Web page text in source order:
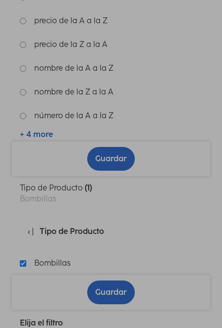
precio de la A a la Z
precio de la Z a la A
nombre de la A a la Z
nombre de la Z a la A
número de la A a la Z
+ 4 more
Guardar
Tipo de Producto (1)
Bombillas
Tipo de Producto
Bombillas
Guardar
Elija el filtro